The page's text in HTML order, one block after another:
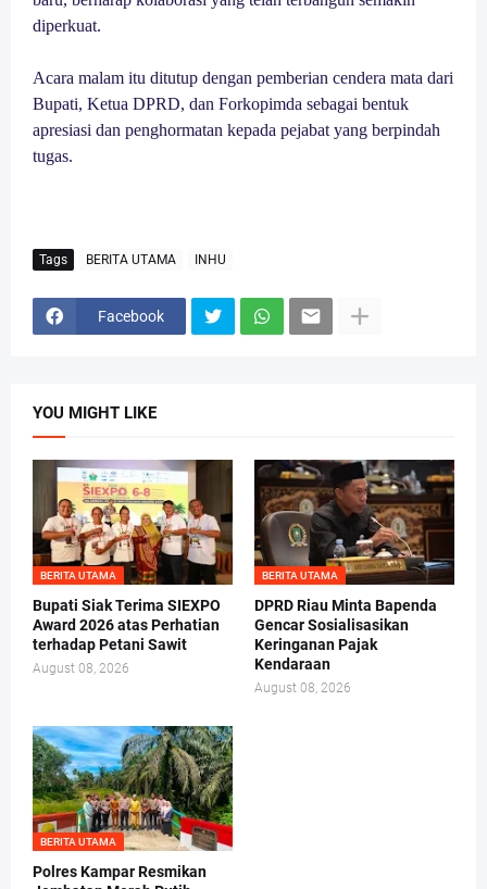
diperkuat.
Acara malam itu ditutup dengan pemberian cendera mata dari
Bupati, Ketua DPRD, dan Forkopimda sebagai bentuk
apresiasi dan penghormatan kepada pejabat yang berpindah
tugas.
Tags BERITA UTAMA INHU
Facebook
YOU MIGHT LIKE
BERITA UTAMA
Bupati Siak Terima SIEXPO
Award 2026 atas Perhatian
terhadap Petani Sawit
August 08, 2026
BERITA UTAMA
DPRD Riau Minta Bapenda
Gencar Sosialisasikan
Keringanan Pajak
Kendaraan
August 08, 2026
BERITA UTAMA
Polres Kampar Resmikan